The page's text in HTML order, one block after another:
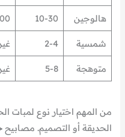
هالوجين 10-30
شمسية 2-4
متوهجة 5-8
من المهم اختيار نوع لمبات
الحديقة أو التصميم. مصابيح